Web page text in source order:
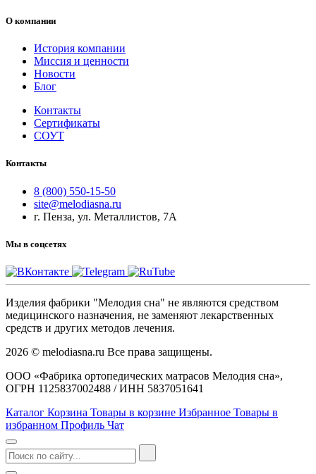
О компании
История компании
Миссия и ценности
Новости
Блог
Контакты
Сертификаты
СОУТ
Контакты
8 (800) 550-15-50
site@melodiasna.ru
г. Пенза, ул. Металлистов, 7А
Мы в соцсетях
Изделия фабрики "Мелодия сна" не являются средством
медицинского назначения, не заменяют лекарственных
средств и других методов лечения.
2026 © melodiasna.ru Все права защищены.
ООО «Фабрика ортопедических матрасов Мелодия сна»,
ОГРН 1125837002488 / ИНН 5837051641
Каталог Корзина Товары в корзине Избранное Товары в
избранном Профиль Чат